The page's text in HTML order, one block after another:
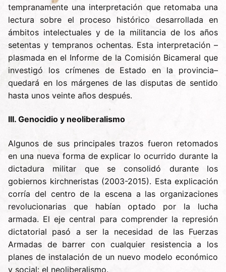
tempranamente una interpretación que retomaba una
lectura sobre el proceso histórico desarrollada en
ámbitos intelectuales y de la militancia de los años
setentas y tempranos ochentas. Esta interpretación –
plasmada en el Informe de la Comisión Bicameral que
investigó los crímenes de Estado en la provincia–
quedará en los márgenes de las disputas de sentido
hasta unos veinte años después.
III. Genocidio y neoliberalismo
Algunos de sus principales trazos fueron retomados
en una nueva forma de explicar lo ocurrido durante la
dictadura militar que se consolidó durante los
gobiernos kirchneristas (2003-2015). Esta explicación
corría del centro de la escena a las organizaciones
revolucionarias que habían optado por la lucha
armada. El eje central para comprender la represión
dictatorial pasó a ser la necesidad de las Fuerzas
Armadas de barrer con cualquier resistencia a los
planes de instalación de un nuevo modelo económico
y social: el neoliberalismo.